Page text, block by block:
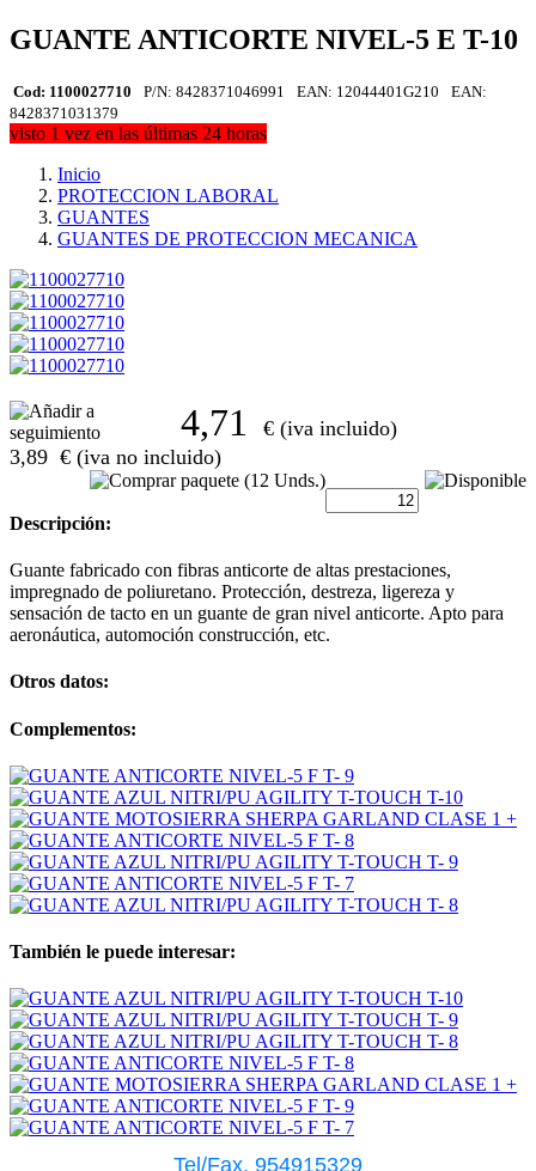
GUANTE ANTICORTE NIVEL-5 E T-10
Cod: 1100027710 P/N: 8428371046991 EAN: 12044401G210
EAN:
8428371031379
visto 1 vez en las últimas 24 horas
Inicio
PROTECCION LABORAL
GUANTES
GUANTES DE PROTECCION MECANICA
4,71
€ (iva incluido)
3,89 € (iva no incluido)
Descripción:
Guante fabricado con fibras anticorte de altas prestaciones,
impregnado de poliuretano. Protección, destreza, ligereza y
sensación de tacto en un guante de gran nivel anticorte. Apto para
aeronáutica, automoción construcción, etc.
Otros datos:
Complementos:
También le puede interesar:
Tel/Fax. 954915329